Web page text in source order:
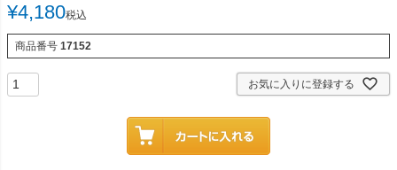
¥4,180税込
商品番号 17152
お気に入りに登録する